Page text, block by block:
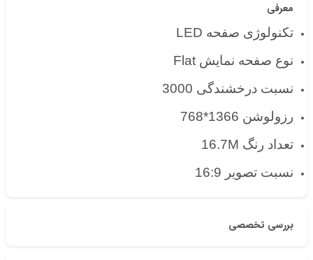
معرفی
تکنولوژی صفحه LED
نوع صفحه نمایش Flat
نسبت درخشندگی 3000
رزولوشن 1366*768
تعداد رنگ 16.7M
نسبت تصویر 16:9
بررسی تخصصی